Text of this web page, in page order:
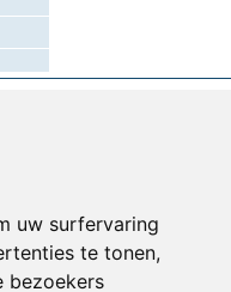
uw surfervaring
te tonen,
bezoekers